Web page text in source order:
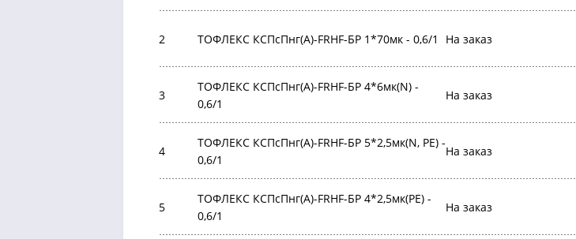
2 ТОФЛЕКС КСПсПнг(А)-FRHF-БР 1*70мк - 0,6/1 На заказ
3
ТОФЛЕКС КСПсПнг(А)-FRHF-БР 4*6мк(N) -
0,6/1
На заказ
4
ТОФЛЕКС КСПсПнг(А)-FRHF-БР 5*2,5мк(N, PE) -
0,6/1
На заказ
5
ТОФЛЕКС КСПсПнг(А)-FRHF-БР 4*2,5мк(PE) -
0,6/1
На заказ